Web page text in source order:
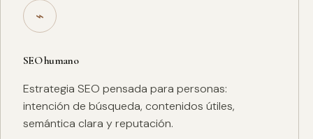
⌁
SEO humano
Estrategia SEO pensada para personas:
intención de búsqueda, contenidos útiles,
semántica clara y reputación.